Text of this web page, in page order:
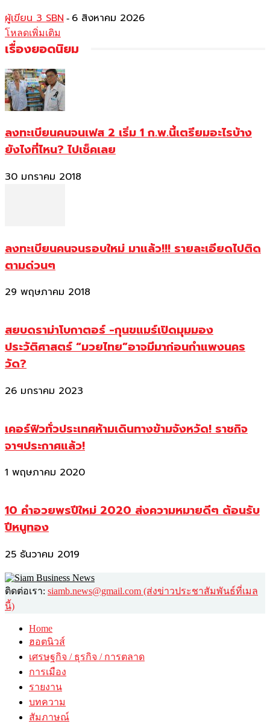
ผู้เขียน 3 SBN - 6 สิงหาคม 2026
โหลดเพิ่มเติม
เรื่องยอดนิยม
ลงทะเบียนคนจนเฟส 2 เริ่ม 1 ก.พ.นี้เตรียมอะไรบ้าง
ยังไงที่ไหน? ไปเช็คเลย
30 มกราคม 2018
ลงทะเบียนคนจนรอบใหม่ มาแล้ว!!! รายละเอียดไปติด
ตามด่วนๆ
29 พฤษภาคม 2018
สยบดราม่าโบกาตอร์ -กุนขแมร์เปิดมุมมอง
ประวัติศาสตร์ “มวยไทย”อาจมีมาก่อนกำแพงนคร
วัด?
26 มกราคม 2023
เคอร์ฟิวทั่วประเทศห้ามเดินทางข้ามจังหวัด! ราชกิจ
จาฯประกาศแล้ว!
1 พฤษภาคม 2020
10 คำอวยพรปีใหม่ 2020 ส่งความหมายดีๆ ต้อนรับ
ปีหนูทอง
25 ธันวาคม 2019
ติดต่อเรา: siamb.news@gmail.com (ส่งข่าวประชาสัมพันธ์ที่เมล
นี้)
Home
ฮอตนิวส์
เศรษฐกิจ / ธุรกิจ / การตลาด
การเมือง
รายงาน
บทความ
สัมภาษณ์